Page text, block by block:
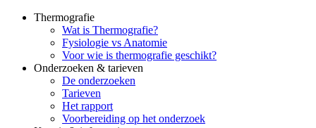
Thermografie
Wat is Thermografie?
Fysiologie vs Anatomie
Voor wie is thermografie geschikt?
Onderzoeken & tarieven
De onderzoeken
Tarieven
Het rapport
Voorbereiding op het onderzoek